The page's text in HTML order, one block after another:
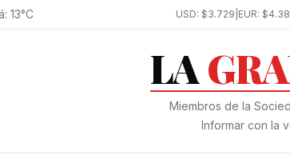
: 13°C USD: $3.729 EUR:
LA
Miembros de la
Informar con la